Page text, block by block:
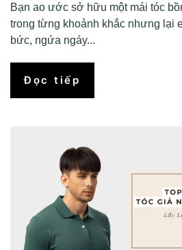
Bạn ao ước sở hữu một mái tóc
trong từng khoảnh khắc nhưng lại
bức, ngứa ngáy...
Đọc tiếp